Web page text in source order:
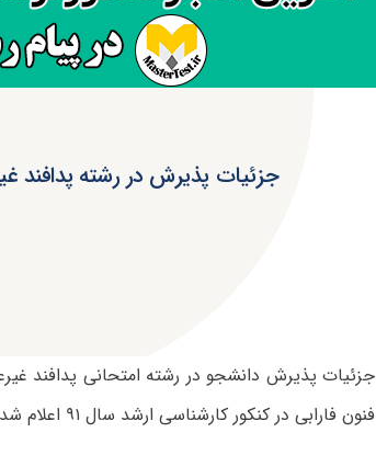
جزئیات پذیرش در رشته پدافند
جزئیات پذیرش دانشجو در رشته امتحانی پدافند
فنون فارابی در کنکور کارشناسی ارشد سال ۹۱ اعلام شد.